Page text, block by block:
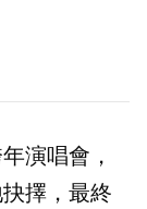
演唱會，
擇，最終